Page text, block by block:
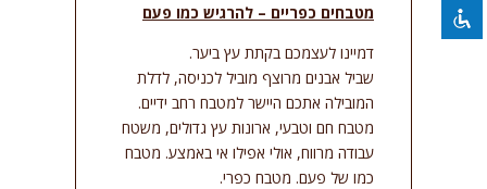
הקטן את הגופן
הגדל את הגופן
גופן קריא
ניגודיות בהירה
מטבחים כפריים – להרגיש כמו פעם
דמיינו לעצמכם בקתת עץ ביער.
שביל אבנים מרוצף מוביל לכניסה, לדלת
המובילה אתכם היישר למטבח רחב ידיים.
מטבח חם וטבעי, ארונות עץ גדולים, משטח
עבודה מרווח, אולי אפילו אי באמצע. מטבח
כמו של פעם. מטבח כפרי.